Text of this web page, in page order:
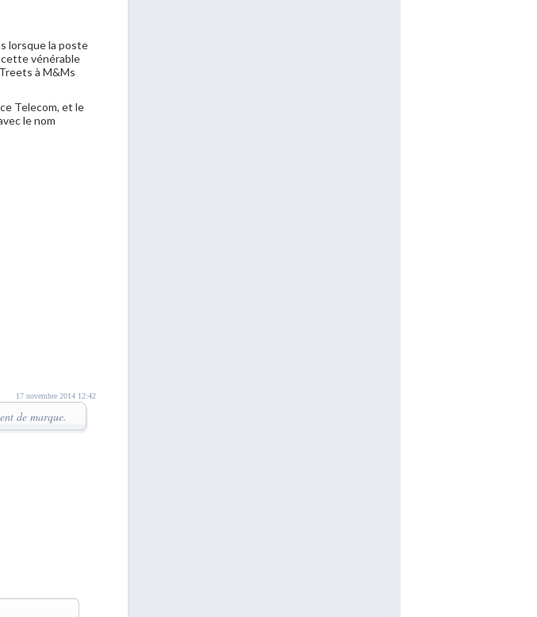
lorsque la poste
cette vénérable
à M&Ms
Telecom, et le
le nom
17 novembre 2014 12:42
de marque.